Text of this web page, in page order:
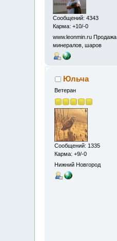
Сообщений: 4343
Карма: +10/-0
www.leonmin.ru Продажа
минералов, шаров
Юльча
Ветеран
Сообщений: 1335
Карма: +9/-0
Нижний Новгород